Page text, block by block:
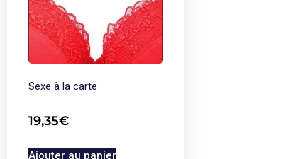
Sexe à la carte
19,35€
Ajouter au panier